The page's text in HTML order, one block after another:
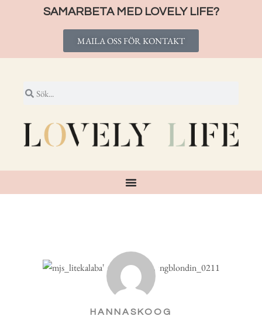
SAMARBETA MED LOVELY LIFE?
MAILA OSS FÖR KONTAKT
HANNASKOOG